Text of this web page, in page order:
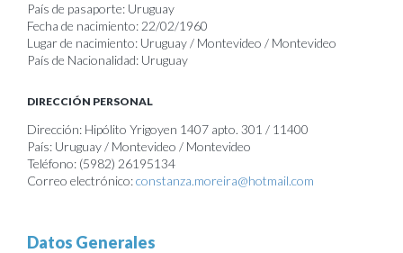
País de pasaporte: Uruguay
Fecha de nacimiento: 22/02/1960
Lugar de nacimiento: Uruguay / Montevideo / Montevideo
País de Nacionalidad: Uruguay
DIRECCIÓN PERSONAL
Dirección: Hipólito Yrigoyen 1407 apto. 301 / 11400
País: Uruguay / Montevideo / Montevideo
Teléfono: (5982) 26195134
Correo electrónico:constanza.moreira@hotmail.com
Datos Generales